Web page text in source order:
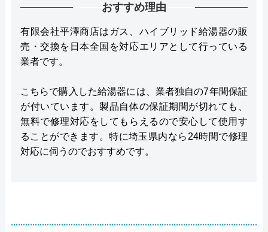
おすすめ理由
有限会社平澤商店はガス、ハイブリッド給湯器の販
売・交換を日本全国を対応エリアとして行っている
業者です。
こちらで購入した給湯器には、業者独自の7年間保証
が付いています。製品自体の保証期間が切れても、
無料で修理対応をしてもらえるので安心して使用す
ることができます。特に埼玉県内なら24時間で修理
対応に伺うのでおすすめです。